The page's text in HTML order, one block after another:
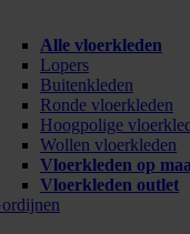
Alle vloerkleden
Lopers
Buitenkleden
Ronde vloerkleden
Hoogpolige
Wollen vloerkleden
Vloerkleden op
Vloerkleden outlet